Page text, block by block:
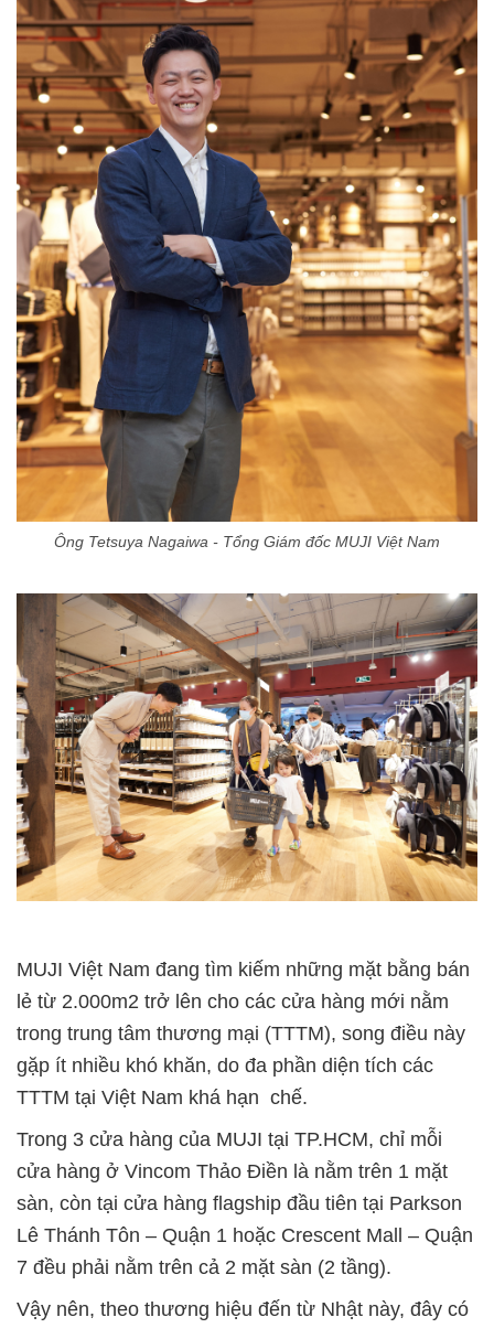
Ông Tetsuya Nagaiwa - Tổng Giám đốc MUJI Việt Nam
MUJI Việt Nam đang tìm kiếm những mặt bằng bán
lẻ từ 2.000m2 trở lên cho các cửa hàng mới nằm
trong trung tâm thương mại (TTTM), song điều này
gặp ít nhiều khó khăn, do đa phần diện tích các
TTTM tại Việt Nam khá hạn chế.
Trong 3 cửa hàng của MUJI tại TP.HCM, chỉ mỗi
cửa hàng ở Vincom Thảo Điền là nằm trên 1 mặt
sàn, còn tại cửa hàng flagship đầu tiên tại Parkson
Lê Thánh Tôn – Quận 1 hoặc Crescent Mall – Quận
7 đều phải nằm trên cả 2 mặt sàn (2 tầng).
Vậy nên, theo thương hiệu đến từ Nhật này, đây có